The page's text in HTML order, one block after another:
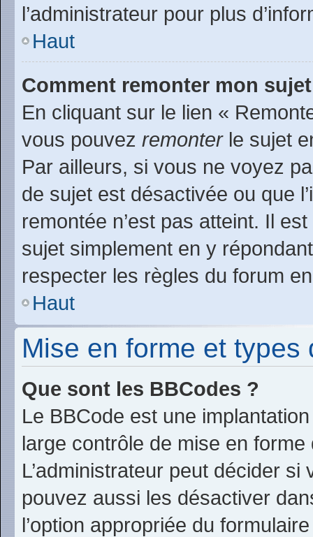
l’administrateur pour plus
Haut
Comment remonter mon
En cliquant sur le lien «
vous pouvez remonterle sujet
Par ailleurs, si vous ne voyez
de sujet est désactivée ou que
remontée n’est pas atteint. Il
sujet simplement en y
respecter les règles du forum
Haut
Mise en forme et types
Que sont les BBCodes ?
Le BBCode est une
large contrôle de mise en
L’administrateur peut décider
pouvez aussi les désactiver
l’option appropriée du